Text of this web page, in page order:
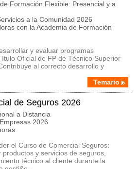
Formación Flexible: Presencial y a
a la Comunidad 2026
con la Academia de Formación
y evaluar programas
Oficial de FP de Técnico Superior
al correcto desarrollo y
Temario
de Seguros 2026
a Distancia
2026
el Curso de Comercial Seguros:
y servicios de seguros,
técnico al cliente durante la